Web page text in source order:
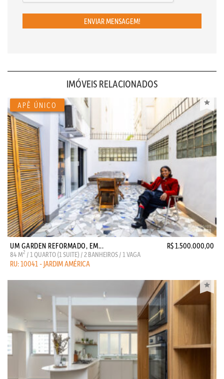
ENVIAR MENSAGEM!
IMÓVEIS RELACIONADOS
UM GARDEN REFORMADO, EM... R$ 1.500.000,00
84 M2 / 1 QUARTO (1 SUITE) / 2 BANHEIROS / 1 VAGA
RU: 10041 - JARDIM AMÉRICA